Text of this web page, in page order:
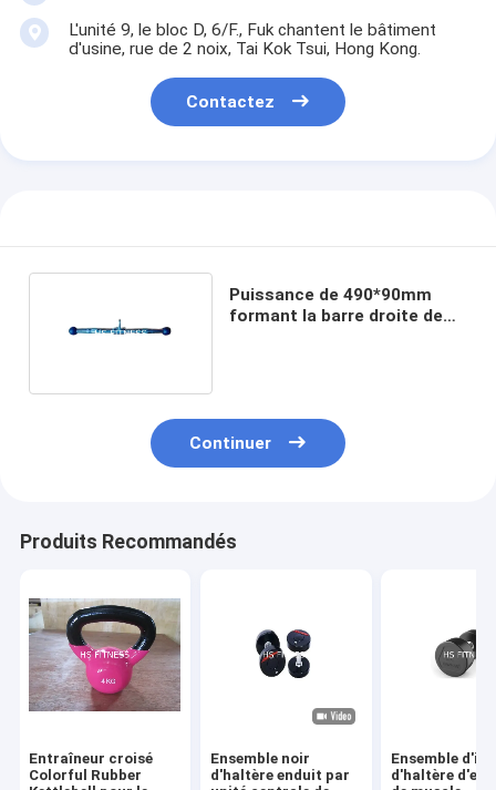
L'unité 9, le bloc D, 6/F., Fuk chantent le bâtiment
d'usine, rue de 2 noix, Tai Kok Tsui, Hong Kong.
Contactez
Puissance de 490*90mm
formant la barre droite de
Continuer
Produits Recommandés
Entraîneur croisé
Colorful Rubber
Ensemble noir
d'haltère enduit par
Ensemble
d'haltère